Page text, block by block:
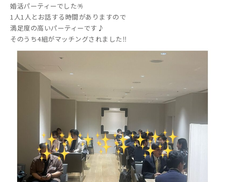
婚活パーティーでした🪅
1人1人とお話する時間がありますので
満足度の高いパーティーです♪
そのうち4組がマッチングされました‼️